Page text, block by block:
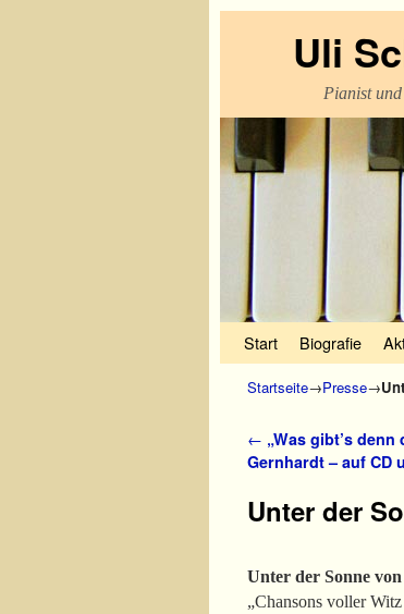
Uli
Pianist
Start Biografie
Startseite→Presse→
Artikelnavigation
← „Was gibt’s
Gernhardt – auf CD
Unter der
Unter der Sonne
„Chansons voller